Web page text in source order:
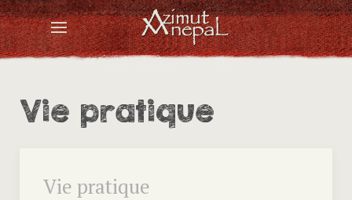
Vie pratique
Vie pratique